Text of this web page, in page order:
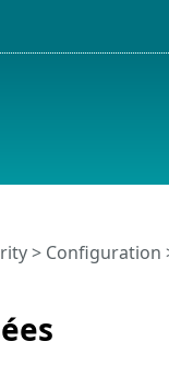
> Configuration